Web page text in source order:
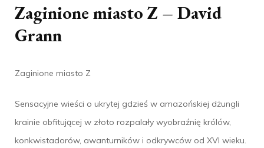
Zaginione miasto Z – David
Grann
Zaginione miasto Z
Sensacyjne wieści o ukrytej gdzieś w amazońskiej dżungli
krainie obfitującej w złoto rozpalały wyobraźnię królów,
konkwistadorów, awanturników i odkrywców od XVI wieku.